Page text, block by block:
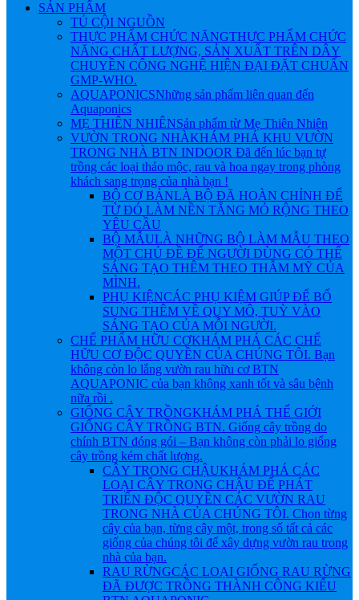
SẢN PHẨM
TỦ CỘI NGUỒN
THỰC PHẨM CHỨC NĂNGTHỰC PHẨM CHỨC
NĂNG CHẤT LƯỢNG, SẢN XUẤT TRÊN DÂY
CHUYỀN CÔNG NGHỆ HIỆN ĐẠI ĐẶT CHUẨN
GMP-WHO.
AQUAPONICSNhững sản phẩm liên quan đến
Aquaponics
MẸ THIÊN NHIÊNSản phẩm từ Mẹ Thiên Nhiên
VƯỜN TRONG NHÀKHÁM PHÁ KHU VƯỜN
TRONG NHÀ BTN INDOOR Đã đến lúc bạn tự
trồng các loại thảo mộc, rau và hoa ngay trong phòng
khách sang trọng của nhà bạn !
BỘ CƠ BẢNLÀ BỘ ĐÃ HOÀN CHỈNH ĐỂ
TỪ ĐÓ LÀM NỀN TẲNG MỎ RỘNG THEO
YÊU CẦU
BỘ MẪULÀ NHỮNG BỘ LÀM MẪU THEO
MỘT CHỦ ĐỀ ĐỂ NGƯỜI DÙNG CÓ THỂ
SÁNG TẠO THÊM THEO THẪM MỸ CỦA
MÌNH.
PHỤ KIỆNCÁC PHỤ KIỆM GIÚP ĐỂ BỔ
SUNG THÊM VỀ QUY MÔ, TUỲ VÀO
SÁNG TẠO CỦA MỖI NGƯỜI.
CHẾ PHẨM HỮU CƠKHÁM PHÁ CÁC CHẾ
HỮU CƠ ĐỘC QUYỀN CỦA CHÚNG TÔI. Bạn
không còn lo lắng vườn rau hữu cơ BTN
AQUAPONIC của bạn không xanh tốt và sâu bệnh
nữa rồi .
GIỐNG CÂY TRỒNGKHÁM PHÁ THẾ GIỚI
GIỐNG CÂY TRỒNG BTN. Giống cây trồng do
chính BTN đóng gói – Bạn không còn phải lo giống
cây trồng kém chất lượng.
CÂY TRONG CHẬUKHÁM PHÁ CÁC
LOẠI CÂY TRONG CHẬU ĐỂ PHÁT
TRIỂN ĐỘC QUYỀN CÁC VƯỜN RAU
TRONG NHÀ CỦA CHÚNG TÔI. Chọn từng
cây của bạn, từng cây một, trong số tất cả các
giống của chúng tôi để xây dựng vườn rau trong
nhà của bạn.
RAU RỪNGCÁC LOẠI GIỐNG RAU RỪNG
ĐÃ ĐƯỢC TRỒNG THÀNH CÔNG KIỂU